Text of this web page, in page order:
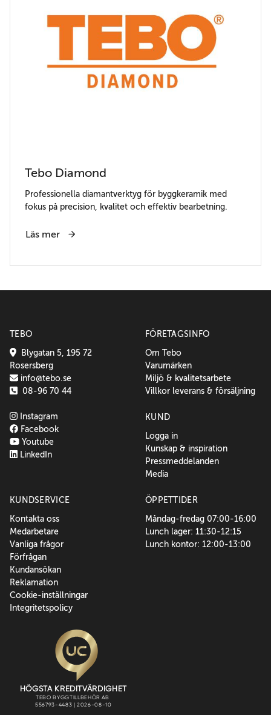
Tebo Diamond
Professionella diamantverktyg för byggkeramik med
fokus på precision, kvalitet och effektiv bearbetning.
Läs mer
TEBO
Blygatan 5, 195 72
Rosersberg
info@tebo.se
08-96 70 44
Instagram
Facebook
Youtube
LinkedIn
FÖRETAGSINFO
Om Tebo
Varumärken
Miljö & kvalitetsarbete
Villkor leverans & försäljning
KUND
Logga in
Kunskap & inspiration
Pressmeddelanden
Media
KUNDSERVICE
Kontakta oss
Medarbetare
Vanliga frågor
Förfrågan
Kundansökan
Reklamation
Cookie-inställningar
Integritetspolicy
ÖPPETTIDER
Måndag-fredag 07:00-16:00
Lunch lager: 11:30-12:15
Lunch kontor: 12:00-13:00